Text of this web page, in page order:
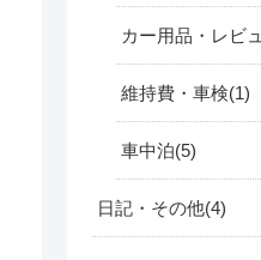
カー用品・レビ
維持費・車検 1
車中泊 5
日記・その他 4